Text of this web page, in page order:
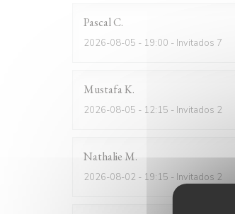
PascalC
2026-08-05 - 19:00 - Invitados 7
MustafaK
2026-08-05 - 12:15 - Invitados 2
Nathalie M
2026-08-02 - 19:15 - Invitados 2